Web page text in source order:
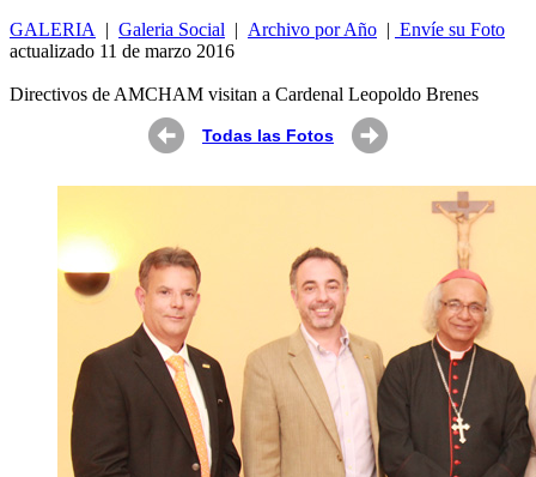
GALERIA
| Galeria Social | Archivo por Año | Envíe su Foto
actualizado 11 de marzo 2016
Directivos de AMCHAM visitan a Cardenal Leopoldo Brenes
Todas las Fotos